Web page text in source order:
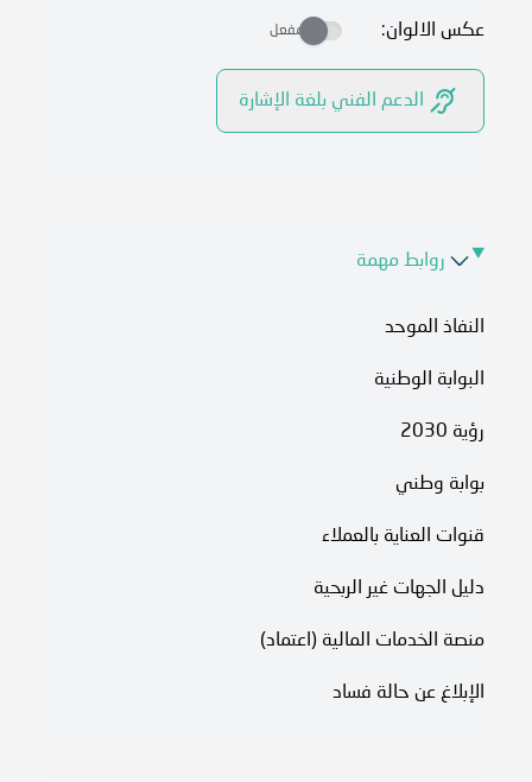
عكس الالوان: مفعل
الدعم الفني بلغة الإشارة
روابط مهمة
النفاذ الموحد
البوابة الوطنية
رؤية 2030
بوابة وطني
قنوات العناية بالعملاء
دليل الجهات غير الربحية
منصة الخدمات المالية (اعتماد)
الإبلاغ عن حالة فساد